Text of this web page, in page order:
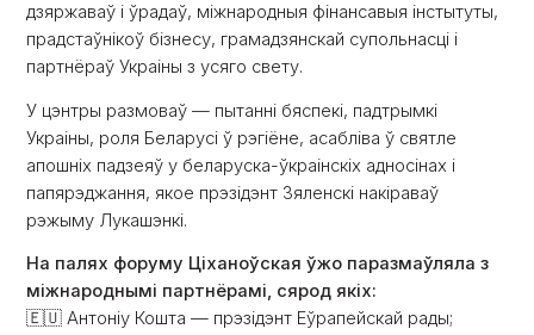
дзяржаваў і ўрадаў, міжнародныя фінансавыя інстытуты,
прадстаўнікоў бізнесу, грамадзянскай супольнасці і
партнёраў Украіны з усяго свету.
У цэнтры размоваў — пытанні бяспекі, падтрымкі
Украіны, роля Беларусі ў рэгіёне, асабліва ў святле
апошніх падзеяў у беларуска-ўкраінскіх адносінах і
папярэджання, якое прэзідэнт Зяленскі накіраваў
рэжыму Лукашэнкі.
На палях форуму Ціханоўская ўжо паразмаўляла з
міжнароднымі партнёрамі, сярод якіх:
🇪🇺 Антоніу Кошта — прэзідэнт Еўрапейскай рады;